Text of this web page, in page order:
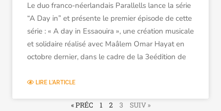
Le duo franco-néerlandais Parallells lance la série
“A Day in” et présente le premier épisode de cette
série : « A day in Essaouira », une création musicale
et solidaire réalisé avec Maâlem Omar Hayat en
octobre dernier, dans le cadre de la 3eédition de
LIRE L'ARTICLE
« PRÉC 1 2 3 SUIV »